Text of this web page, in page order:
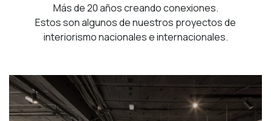
Más de 20 años creando conexiones.
Estos son algunos de nuestros proyectos de
interiorismo nacionales e internacionales.